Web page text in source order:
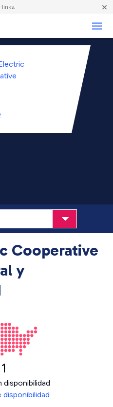
links. ×
Cooperative
y
1
disponibilidad
disponibilidad